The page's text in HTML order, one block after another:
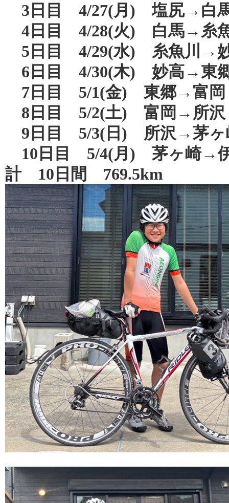
3日目 4/27(月) 塩尻→白
4日目 4/28(火) 白馬→糸
5日目 4/29(水) 糸魚川→
6日目 4/30(木) 妙高→東
7日目 5/1(金) 東郷→富岡
8日目 5/2(土) 富岡→所沢
9日目 5/3(日) 所沢→茅ヶ
10日目 5/4(月) 茅ヶ崎→
計 10日間 769.5km